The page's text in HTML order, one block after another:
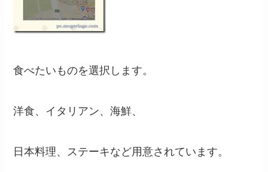
食べたいものを選択します。
洋食、イタリアン、海鮮、
日本料理、ステーキなど用意されています。